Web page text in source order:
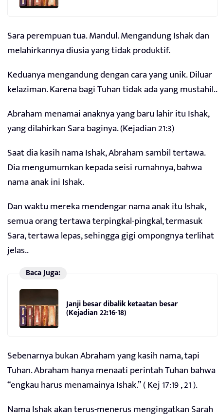
Sara perempuan tua. Mandul. Mengandung Ishak dan
melahirkannya diusia yang tidak produktif.
Keduanya mengandung dengan cara yang unik. Diluar
kelaziman. Karena bagi Tuhan tidak ada yang mustahil..
Abraham menamai anaknya yang baru lahir itu Ishak,
yang dilahirkan Sara baginya. (Kejadian 21:3)
Saat dia kasih nama Ishak, Abraham sambil tertawa.
Dia mengumumkan kepada seisi rumahnya, bahwa
nama anak ini Ishak.
Dan waktu mereka mendengar nama anak itu Ishak,
semua orang tertawa terpingkal-pingkal, termasuk
Sara, tertawa lepas, sehingga gigi ompongnya terlihat
jelas..
Baca Juga:
Janji besar dibalik ketaatan besar
(Kejadian 22:16-18)
Sebenarnya bukan Abraham yang kasih nama, tapi
Tuhan. Abraham hanya menaati perintah Tuhan bahwa
“engkau harus menamainya Ishak.” ( Kej 17:19 , 21 ).
Nama Ishak akan terus-menerus mengingatkan Sarah